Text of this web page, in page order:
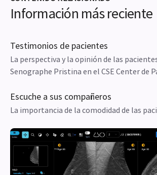
Bajo la supervisión y la orientación del
proceso de detección.
CONTENIDO RELACIONADO
Información más reciente
Testimonios de pacientes